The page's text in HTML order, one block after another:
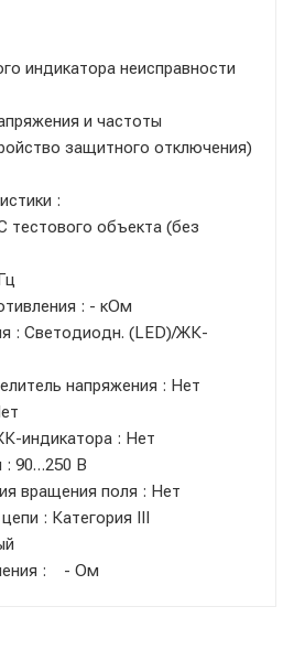
индикатора неисправности
и частоты
защитного отключения)
:
объекта (без
: - кОм
: Светодиодн. (LED)/ЖК-
напряжения : Нет
индикатора : Нет
: 90…250 В
вращения поля : Нет
: Категория III
: - Ом